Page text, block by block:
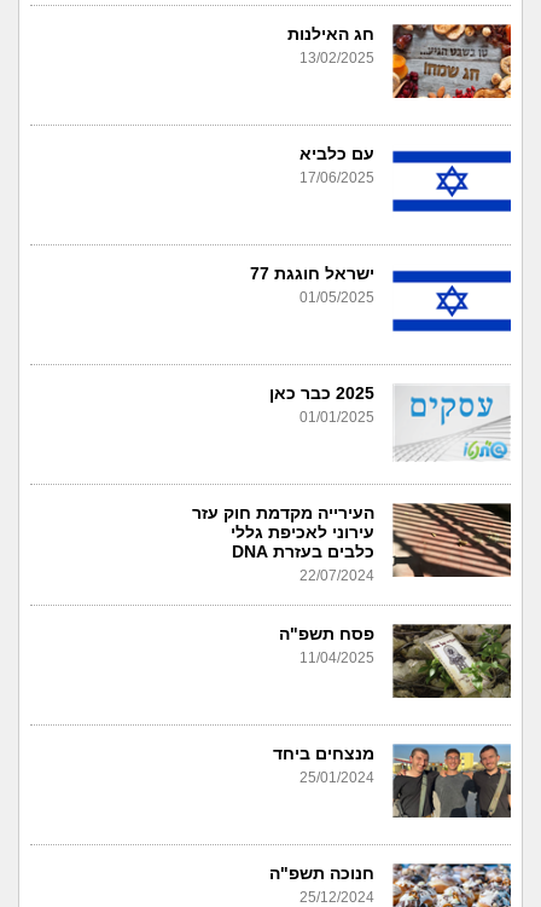
חג האילנות
13/02/2025
עם כלביא
17/06/2025
ישראל חוגגת 77
01/05/2025
2025 כבר כאן
01/01/2025
העירייה מקדמת חוק עזר
עירוני לאכיפת גללי
כלבים בעזרת DNA
22/07/2024
פסח תשפ"ה
11/04/2025
מנצחים ביחד
25/01/2024
חנוכה תשפ"ה
25/12/2024